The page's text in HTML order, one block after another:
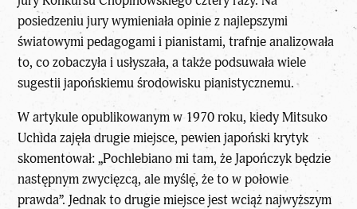
posiedzeniu jury wymieniała opinie z najlepszymi
światowymi pedagogami i pianistami, trafnie analizowała
to, co zobaczyła i usłyszała, a także podsuwała wiele
sugestii japońskiemu środowisku pianistycznemu.
W artykule opublikowanym w 1970 roku, kiedy Mitsuko
Uchida zajęła drugie miejsce, pewien japoński krytyk
skomentował: „Pochlebiano mi tam, że Japończyk będzie
następnym zwycięzcą, ale myślę, że to w połowie
prawda”. Jednak to drugie miejsce jest wciąż najwyższym